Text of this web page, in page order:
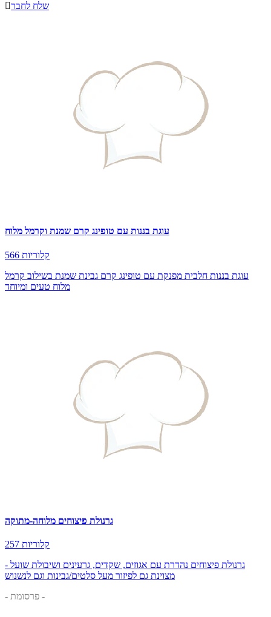
שלח לחבר
עוגת בננות עם טופינג קרם שמנת וקרמל מלוח
566 קלוריות
עוגת בננות חלבית מפנקת עם טופינג קרם גבינת שמנת בשילוב קרמל
מלוח טעים ומיוחד
גרנולת פיצוחים מלוחה-מתוקה
257 קלוריות
גרנולת פיצוחים נהדרת עם אגוזים, שקדים, גרעינים ושיבולת שועל -
מצוינת גם לפיזור מעל סלטים/גבינות וגם לנשנוש
- פרסומת -